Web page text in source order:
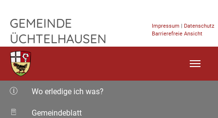
GEMEINDE
ÜCHTELHAUSEN
Impressum | Datenschutz
Barrierefreie Ansicht
Wo erledige ich was?
Gemeindeblatt